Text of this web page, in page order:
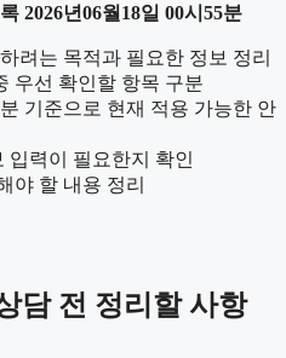
2026년06월18일 00시55분
려는 목적과 필요한 정보 정리
우선 확인할 항목 구분
기준으로 현재 적용 가능한 안
입력이 필요한지 확인
야 할 내용 정리
담 전 정리할 사항